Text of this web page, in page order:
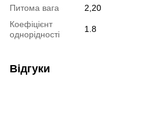
Питома вага
2,20
Коефіцієнт
однорідності
1.8
Відгуки